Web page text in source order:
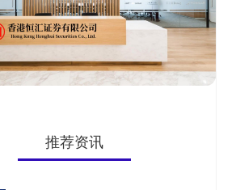
推荐资讯